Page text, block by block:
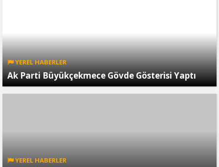
YEREL HABERLER
Ak Parti Büyükçekmece Gövde Gösterisi Yaptı
YEREL HABERLER